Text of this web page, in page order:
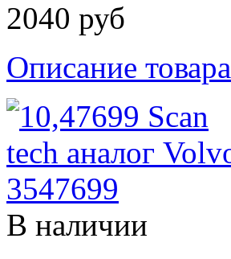
2040 руб
Описание товара
В наличии